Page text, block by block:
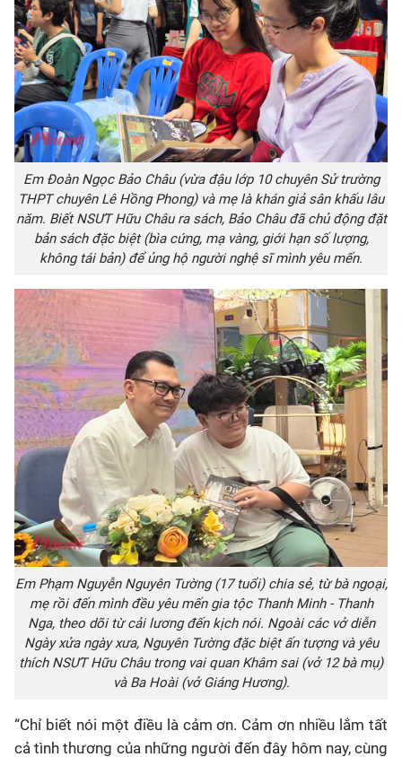
Em Đoàn Ngọc Bảo Châu (vừa đậu lớp 10 chuyên Sử trường
THPT chuyên Lê Hồng Phong) và mẹ là khán giả sân khấu lâu
năm. Biết NSƯT Hữu Châu ra sách, Bảo Châu đã chủ động đặt
bản sách đặc biệt (bìa cứng, mạ vàng, giới hạn số lượng,
không tái bản) để ủng hộ người nghệ sĩ mình yêu mến.
Em Phạm Nguyễn Nguyên Tường (17 tuổi) chia sẻ, từ bà ngoại,
mẹ rồi đến mình đều yêu mến gia tộc Thanh Minh - Thanh
Nga, theo dõi từ cải lương đến kịch nói. Ngoài các vở diễn
Ngày xửa ngày xưa, Nguyên Tường đặc biệt ấn tượng và yêu
thích NSƯT Hữu Châu trong vai quan Khâm sai (vở 12 bà mụ)
và Ba Hoài (vở Giáng Hương).
“Chỉ biết nói một điều là cảm ơn. Cảm ơn nhiều lắm tất
cả tình thương của những người đến đây hôm nay, cùng